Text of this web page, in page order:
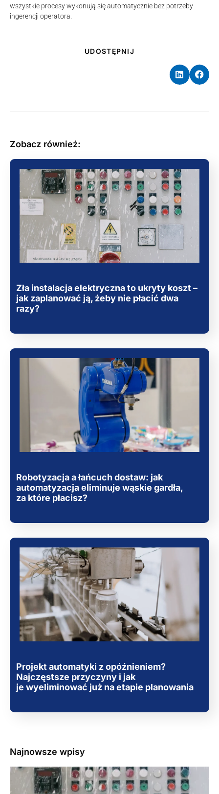
wszystkie procesy wykonują się automatycznie bez potrzeby
ingerencji operatora.
UDOSTĘPNIJ
Zobacz również:
Zła instalacja elektryczna to ukryty koszt –
jak zaplanować ją, żeby nie płacić dwa
razy?
Robotyzacja a łańcuch dostaw: jak
automatyzacja eliminuje wąskie gardła,
za które płacisz?
Projekt automatyki z opóźnieniem?
Najczęstsze przyczyny i jak
je wyeliminować już na etapie planowania
Najnowsze wpisy